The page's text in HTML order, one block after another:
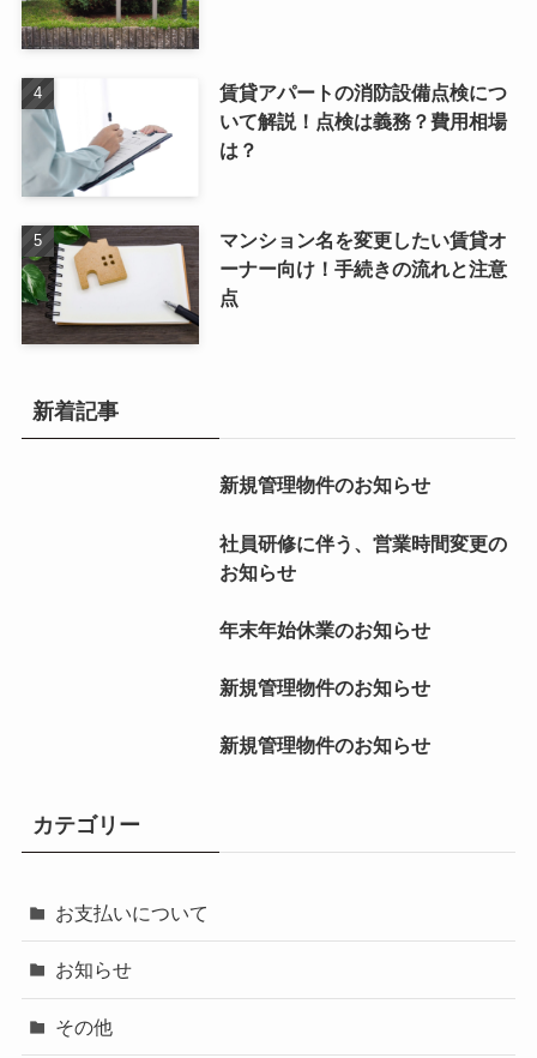
賃貸アパートの消防設備点検につ
いて解説！点検は義務？費用相場
は？
マンション名を変更したい賃貸オ
ーナー向け！手続きの流れと注意
点
新着記事
新規管理物件のお知らせ
社員研修に伴う、営業時間変更の
お知らせ
年末年始休業のお知らせ
新規管理物件のお知らせ
新規管理物件のお知らせ
カテゴリー
お支払いについて
お知らせ
その他